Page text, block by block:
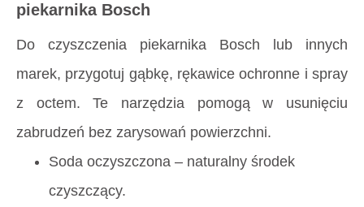
piekarnika Bosch
Do czyszczenia piekarnika Bosch lub innych
marek, przygotuj gąbkę, rękawice ochronne i spray
z octem. Te narzędzia pomogą w usunięciu
zabrudzeń bez zarysowań powierzchni.
Soda oczyszczona – naturalny środek
czyszczący.